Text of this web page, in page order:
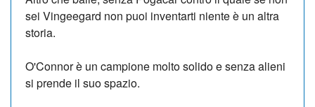
sei Vingeegard non puoi inventarti niente è un altra
storia.
O'Connor è un campione molto solido e senza alieni
si prende il suo spazio.